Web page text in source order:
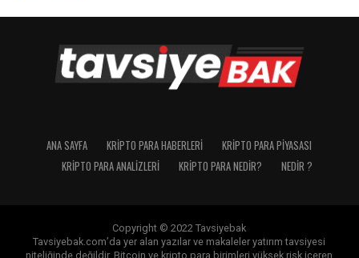
ANA SAYFA KRIPTO PARA HABERLERI
KRIPTO PARA PIYASASI
KRIPTO PARA ANALIZLERI
KRIPTO PARA NEDIR? NEDIR ?
Copyright © 2022 Tavsiyebak
Tavsiyebak.com’da yer alan yazılar ve makaleler yatırım tavsiyesi
niteliğinde değildir. Bitcoin ve kripto para birimleri yüksek risk içeren